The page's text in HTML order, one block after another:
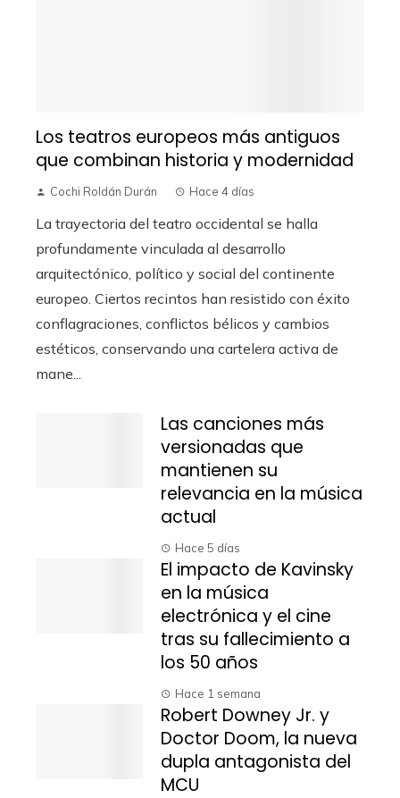
Los teatros europeos más antiguos
que combinan historia y modernidad
Cochi Roldán Durán Hace 4 días
La trayectoria del teatro occidental se halla
profundamente vinculada al desarrollo
arquitectónico, político y social del continente
europeo. Ciertos recintos han resistido con éxito
conflagraciones, conflictos bélicos y cambios
estéticos, conservando una cartelera activa de
mane...
Las canciones más
versionadas que
mantienen su
relevancia en la música
actual
Hace 5 días
El impacto de Kavinsky
en la música
electrónica y el cine
tras su fallecimiento a
los 50 años
Hace 1 semana
Robert Downey Jr. y
Doctor Doom, la nueva
dupla antagonista del
MCU